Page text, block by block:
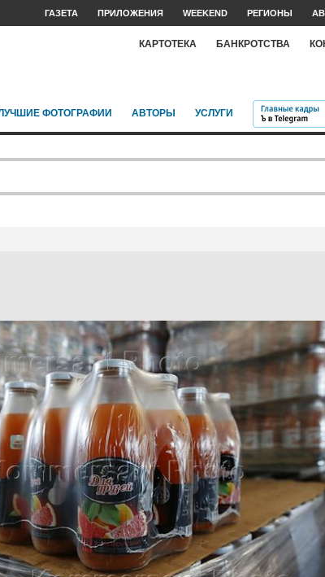
ГАЗЕТА ПРИЛОЖЕНИЯ WEEKEND РЕГИОНЫ
КАРТОТЕКА БАНКРОТСТВА
ФОТОГРАФИИ АВТОРЫ УСЛУГИ